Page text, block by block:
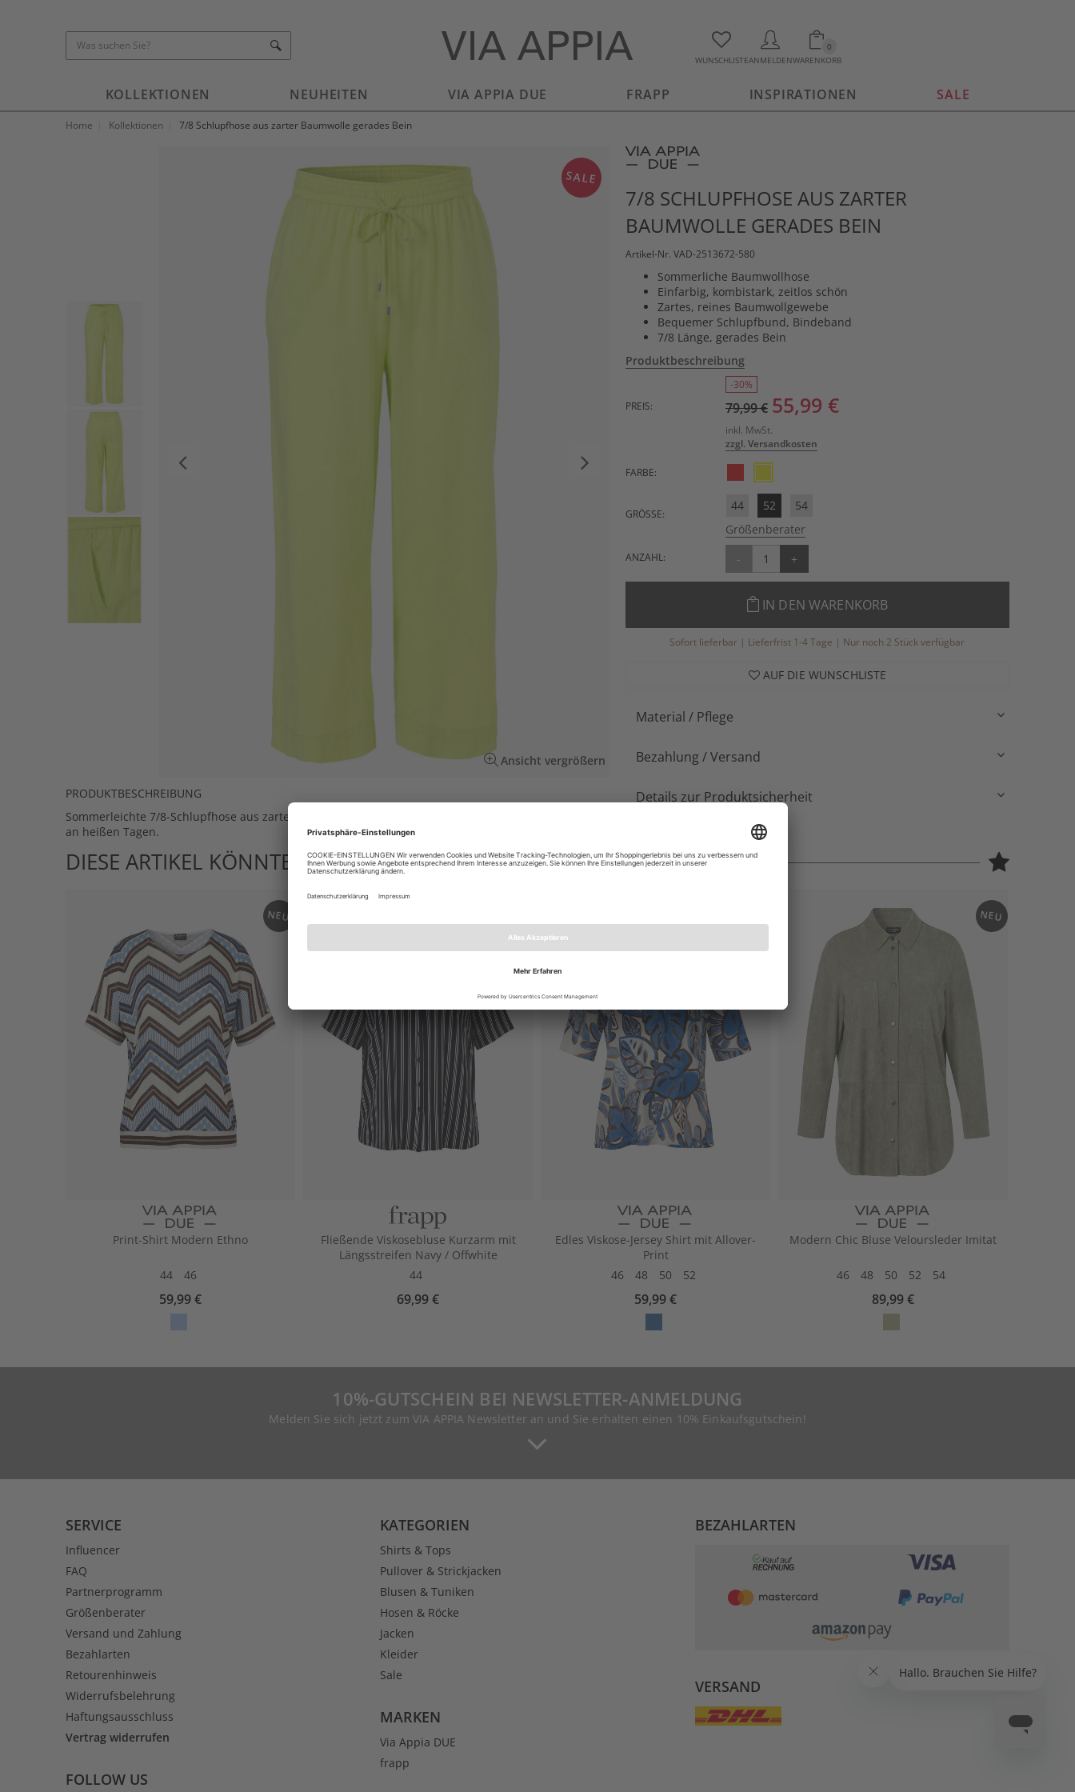
WUNSCHLISTEANMELDEN
0
WARENKORB
KOLLEKTIONEN NEUHEITEN VIA APPIA DUE FRAPP INSPIRATIONEN SALE
Home Kollektionen 7/8 Schlupfhose aus zarter Baumwolle gerades Bein
SALE
Ansicht vergrößern
PRODUKTBESCHREIBUNG
Sommerleichte 7/8-Schlupfhose aus zarter, reiner Baumwolle für stilvolle, bequeme Sommer-Looks
an heißen Tagen.
7/8 SCHLUPFHOSE AUS ZARTER
BAUMWOLLE GERADES BEIN
Artikel-Nr. VAD-2513672-580
Sommerliche Baumwollhose
Einfarbig, kombistark, zeitlos schön
Zartes, reines Baumwollgewebe
Bequemer Schlupfbund, Bindeband
7/8 Länge, gerades Bein
Produktbeschreibung
-30%
PREIS:
79,99 € 55,99 €
inkl. MwSt.
zzgl. Versandkosten
FARBE:
GRÖSSE:
44 52
54
Größenberater
ANZAHL: - +
IN DEN WARENKORB
Sofort lieferbar | Lieferfrist 1-4 Tage | Nur noch 2 Stück verfügbar
AUF DIE WUNSCHLISTE
Material / Pflege
Bezahlung / Versand
Details zur Produktsicherheit
DIESE ARTIKEL KÖNNTEN IHNEN AUCH GEFALLEN
NEU
Print-Shirt Modern Ethno
44 46
59,99 €
Fließende Viskosebluse Kurzarm mit
Längsstreifen Navy / Offwhite
44
69,99 €
Edles Viskose-Jersey Shirt mit Allover-
Print
46
48 50 52
59,99 €
NEU
Modern Chic Bluse Veloursleder Imitat
46 48 50 52 54
89,99 €
10%-GUTSCHEIN BEI NEWSLETTER-ANMELDUNG
Melden Sie sich jetzt zum VIA APPIA Newsletter an und Sie erhalten einen 10% Einkaufsgutschein!
SERVICE
Influencer
FAQ
Partnerprogramm
Größenberater
Versand und Zahlung
Bezahlarten
Retourenhinweis
Widerrufsbelehrung
Haftungsausschluss
Vertrag widerrufen
FOLLOW US
KATEGORIEN
Shirts & Tops
Pullover & Strickjacken
Blusen & Tuniken
Hosen & Röcke
Jacken
Kleider
Sale
MARKEN
Via Appia DUE
frapp
BEZAHLARTEN
VERSAND